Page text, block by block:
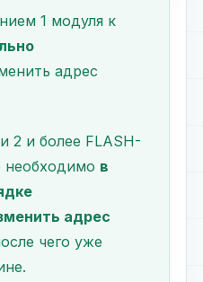
1 модуля к
адрес
и более FLASH-
необходимо в
адрес
чего уже